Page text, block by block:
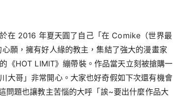
在 2016 年夏天圓了自己「在 Comike（世界最
願，擁有好人緣的教主，集結了強大的漫畫家
《HOT LIMIT》繃帶裝。作品當天立刻被搶購一
大哥」非常開心。大家也好奇假如下次還有機會
問題也讓教主苦惱的大呼「誒~要出什麼作品大